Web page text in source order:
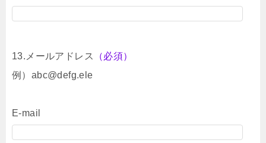
13.メールアドレス
（必須）
例）abc@defg.ele
E-mail